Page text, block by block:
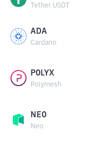
Tether USDT
ADA
Cardano
POLYX
Polymesh
NEO
Neo